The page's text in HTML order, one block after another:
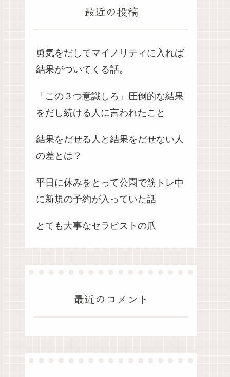
最近の投稿
勇気をだしてマイノリティに入れば
結果がついてくる話。
「この３つ意識しろ」圧倒的な結果
をだし続ける人に言われたこと
結果をだせる人と結果をだせない人
の差とは？
平日に休みをとって公園で筋トレ中
に新規の予約が入っていた話
とても大事なセラピストの爪
最近のコメント